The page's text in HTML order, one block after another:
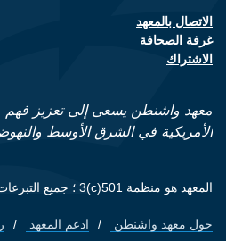
Footer contact links
الاتصال بالمعهد
غرفة الصحافة
الاشتراك
معهد واشنطن يسعى إلى تعزيز فهم
الأمريكية في الشرق الأوسط
المعهد هو منظمة 501(c)3 ؛ جميع التبرعات معفاة من الضرائب.
Footer quick links
حول معهد واشنطن ادعم المعهد